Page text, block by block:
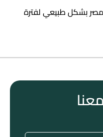
بشكل طبيعي لفترة